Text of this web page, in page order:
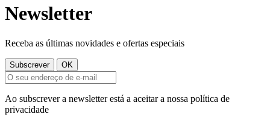
Newsletter
Receba as últimas novidades e ofertas especiais
Ao subscrever a newsletter está a aceitar a nossa política de
privacidade